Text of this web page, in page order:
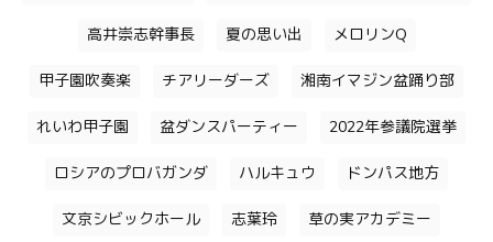
高井崇志幹事長 夏の思い出 メロリンQ
甲子園吹奏楽 チアリーダーズ 湘南イマジン盆踊り部
れいわ甲子園 盆ダンスパーティー 2022年参議院選挙
ロシアのプロバガンダ ハルキュウ ドンパス地方
文京シビックホール 志葉玲 草の実アカデミー